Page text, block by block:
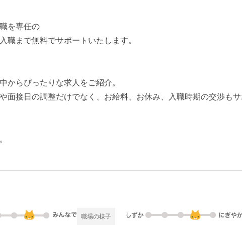
を専任の
職まで無料でサポートいたします。
からぴったりな求人をご紹介。
面接日の調整だけでなく、お給料、お休み、入職時期の交渉もサ
職場の様子